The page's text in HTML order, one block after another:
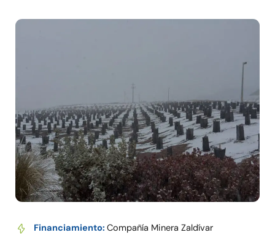
Financiamiento: Compañía Minera Zaldívar